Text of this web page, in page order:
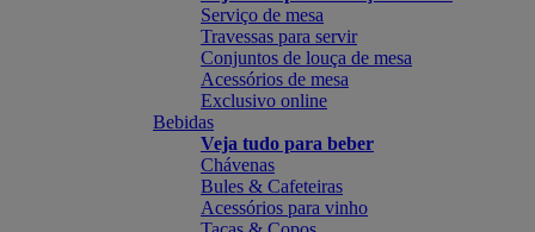
Serviço de mesa
Travessas para servir
Conjuntos de louça de mesa
Acessórios de mesa
Exclusivo online
Bebidas
Veja tudo para beber
Chávenas
Bules & Cafeteiras
Acessórios para vinho